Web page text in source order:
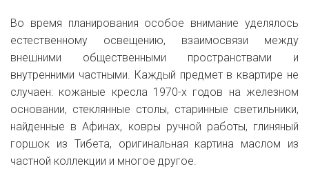
Во время планирования особое внимание уделялось
естественному освещению, взаимосвязи между
внешними общественными пространствами и
внутренними частными. Каждый предмет в квартире не
случаен: кожаные кресла 1970-х годов на железном
основании, стеклянные столы, старинные светильники,
найденные в Афинах, ковры ручной работы, глиняный
горшок из Тибета, оригинальная картина маслом из
частной коллекции и многое другое.